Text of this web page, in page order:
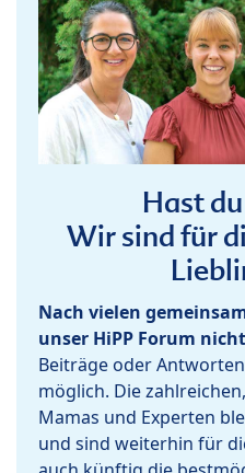
Hast
Wir sind für
Nach vielen
unser HiPP Forum
Beiträge oder
möglich. Die
Mamas und Experten
und sind weiterhin für